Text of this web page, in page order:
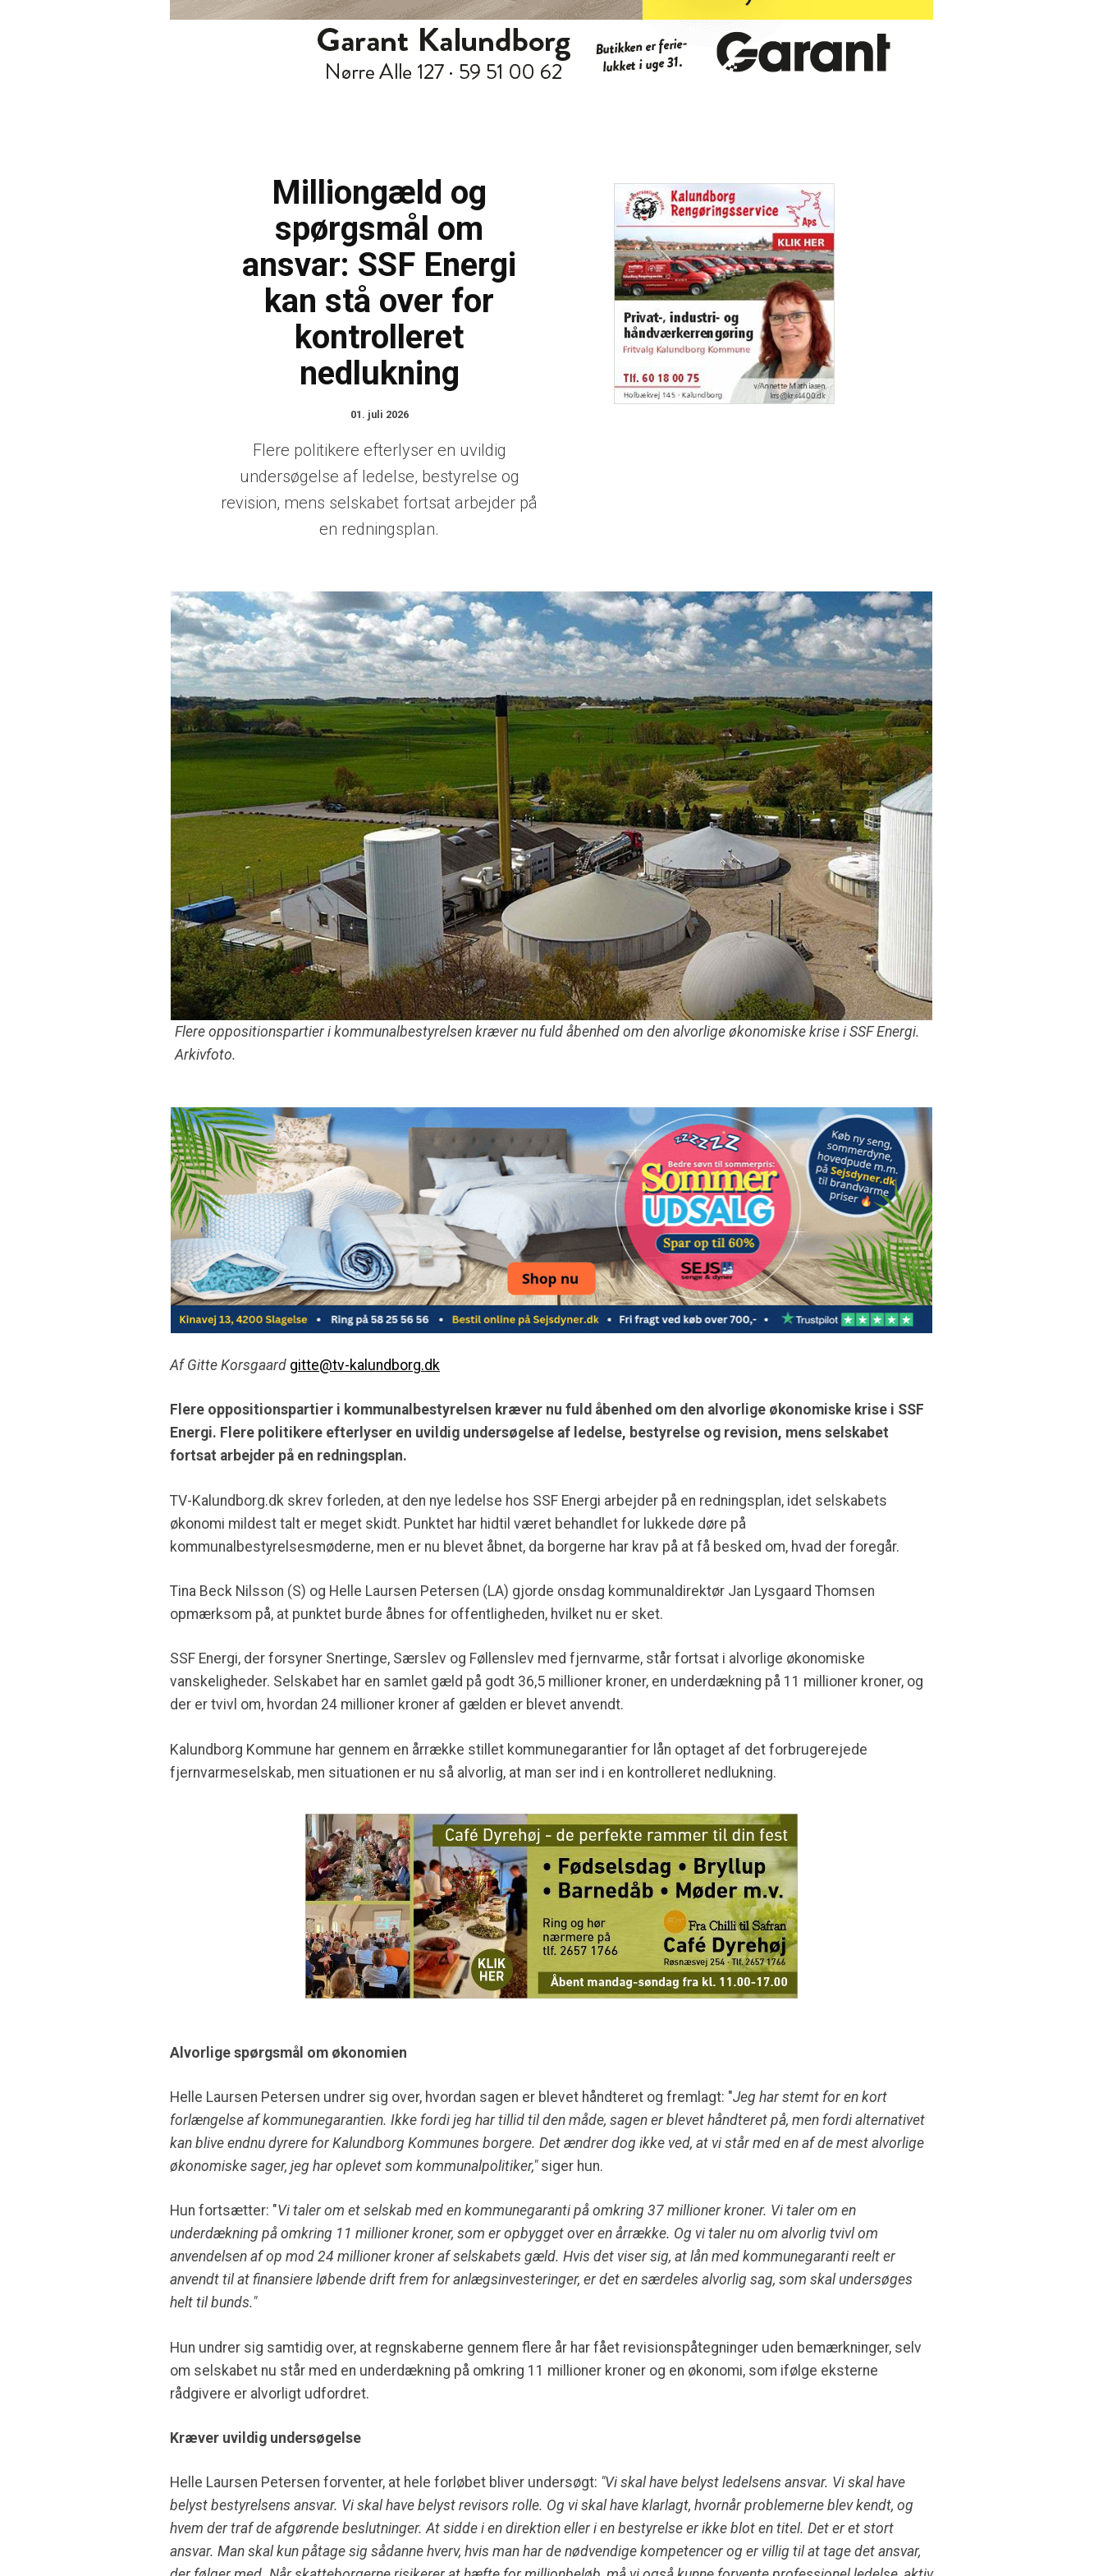
Milliongæld og
spørgsmål om
ansvar: SSF Energi
kan stå over for
kontrolleret
nedlukning
01. juli 2026
Flere politikere efterlyser en uvildig
undersøgelse af ledelse, bestyrelse og
revision, mens selskabet fortsat arbejder på
en redningsplan.
Flere oppositionspartier i kommunalbestyrelsen kræver nu fuld åbenhed om den alvorlige økonomiske krise i SSF Energi.
Arkivfoto.
Af Gitte Korsgaard gitte@tv-kalundborg.dk
Flere oppositionspartier i kommunalbestyrelsen kræver nu fuld åbenhed om den alvorlige økonomiske krise i SSF
Energi. Flere politikere efterlyser en uvildig undersøgelse af ledelse, bestyrelse og revision, mens selskabet
fortsat arbejder på en redningsplan.
TV-Kalundborg.dk skrev forleden, at den nye ledelse hos SSF Energi arbejder på en redningsplan, idet selskabets
økonomi mildest talt er meget skidt. Punktet har hidtil været behandlet for lukkede døre på
kommunalbestyrelsesmøderne, men er nu blevet åbnet, da borgerne har krav på at få besked om, hvad der foregår.
Tina Beck Nilsson (S) og Helle Laursen Petersen (LA) gjorde onsdag kommunaldirektør Jan Lysgaard Thomsen
opmærksom på, at punktet burde åbnes for offentligheden, hvilket nu er sket.
SSF Energi, der forsyner Snertinge, Særslev og Føllenslev med fjernvarme, står fortsat i alvorlige økonomiske
vanskeligheder. Selskabet har en samlet gæld på godt 36,5 millioner kroner, en underdækning på 11 millioner kroner, og
der er tvivl om, hvordan 24 millioner kroner af gælden er blevet anvendt.
Kalundborg Kommune har gennem en årrække stillet kommunegarantier for lån optaget af det forbrugerejede
fjernvarmeselskab, men situationen er nu så alvorlig, at man ser ind i en kontrolleret nedlukning.
Alvorlige spørgsmål om økonomien
Helle Laursen Petersen undrer sig over, hvordan sagen er blevet håndteret og fremlagt: "Jeg har stemt for en kort
forlængelse af kommunegarantien. Ikke fordi jeg har tillid til den måde, sagen er blevet håndteret på, men fordi alternativet
kan blive endnu dyrere for Kalundborg Kommunes borgere. Det ændrer dog ikke ved, at vi står med en af de mest alvorlige
økonomiske sager, jeg har oplevet som kommunalpolitiker,"siger hun.
Hun fortsætter: "Vi taler om et selskab med en kommunegaranti på omkring 37 millioner kroner. Vi taler om en
underdækning på omkring 11 millioner kroner, som er opbygget over en årrække. Og vi taler nu om alvorlig tvivl om
anvendelsen af op mod 24 millioner kroner af selskabets gæld. Hvis det viser sig, at lån med kommunegaranti reelt er
anvendt til at finansiere løbende drift frem for anlægsinvesteringer, er det en særdeles alvorlig sag, som skal undersøges
helt til bunds."
Hun undrer sig samtidig over, at regnskaberne gennem flere år har fået revisionspåtegninger uden bemærkninger, selv
om selskabet nu står med en underdækning på omkring 11 millioner kroner og en økonomi, som ifølge eksterne
rådgivere er alvorligt udfordret.
Kræver uvildig undersøgelse
Helle Laursen Petersen forventer, at hele forløbet bliver undersøgt: "Vi skal have belyst ledelsens ansvar. Vi skal have
belyst bestyrelsens ansvar. Vi skal have belyst revisors rolle. Og vi skal have klarlagt, hvornår problemerne blev kendt, og
hvem der traf de afgørende beslutninger. At sidde i en direktion eller i en bestyrelse er ikke blot en titel. Det er et stort
ansvar. Man skal kun påtage sig sådanne hverv, hvis man har de nødvendige kompetencer og er villig til at tage det ansvar,